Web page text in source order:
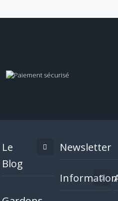
Le
Blog
Newsletter